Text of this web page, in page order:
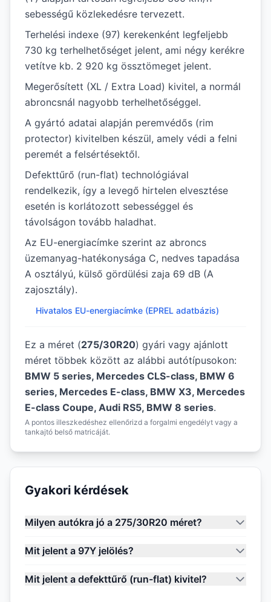
sebességű közlekedésre tervezett.
Terhelési indexe (97) kerekenként legfeljebb
730 kg terhelhetőséget jelent, ami négy kerékre
vetítve kb. 2 920 kg össztömeget jelent.
Megerősített (XL / Extra Load) kivitel, a normál
abroncsnál nagyobb terhelhetőséggel.
A gyártó adatai alapján peremvédős (rim
protector) kivitelben készül, amely védi a felni
peremét a felsértésektől.
Defekttűrő (run-flat) technológiával
rendelkezik, így a levegő hirtelen elvesztése
esetén is korlátozott sebességgel és
távolságon tovább haladhat.
Az EU-energiacímke szerint az abroncs
üzemanyag-hatékonysága C, nedves tapadása
A osztályú, külső gördülési zaja 69 dB (A
zajosztály).
Hivatalos EU-energiacímke (EPREL adatbázis)
Ez a méret (275/30R20) gyári vagy ajánlott
méret többek között az alábbi autótípusokon:
BMW 5 series, Mercedes CLS-class, BMW 6
series, Mercedes E-class, BMW X3, Mercedes
E-class Coupe, Audi RS5, BMW 8 series.
A pontos illeszkedéshez ellenőrizd a forgalmi engedélyt vagy a
tankajtó belső matricáját.
Gyakori kérdések
Milyen autókra jó a 275/30R20 méret?
Mit jelent a 97Y jelölés?
Mit jelent a defekttűrő (run-flat) kivitel?